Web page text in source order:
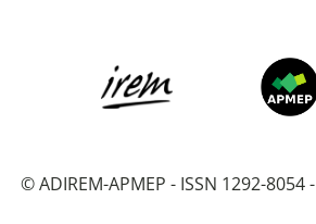
© ADIREM-APMEP - ISSN 1292-8054 -